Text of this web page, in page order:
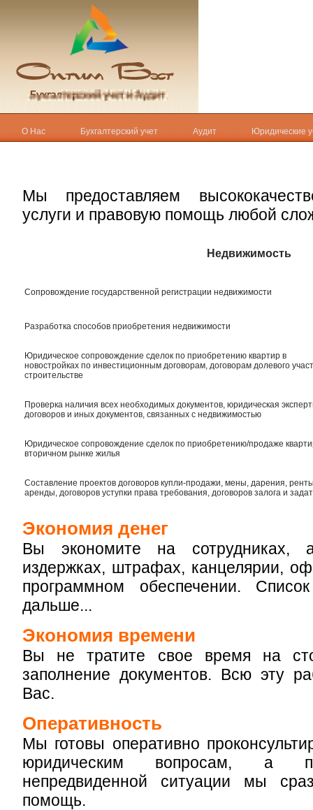
О Нас Бухгалтерский учет Аудит Юридические
Мы предоставляем
услуги и правовую помощь любой
Недвижимость
Сопровождение государственной регистрации недвижимости
Разработка способов приобретения недвижимости
Юридическое сопровождение сделок по приобретению квартир в
новостройках по инвестиционным договорам, договорам долевого
строительстве
Проверка наличия всех необходимых документов, юридическая
договоров и иных документов, связанных с недвижимостью
Юридическое сопровождение сделок по приобретению/продаже
вторичном рынке жилья
Составление проектов договоров купли-продажи, мены, дарения,
аренды, договоров уступки права требования, договоров залога и
Экономия денег
Вы экономите на сотрудниках,
издержках, штрафах, канцелярии,
программном обеспечении.
дальше...
Экономия времени
Вы не тратите свое время на
заполнение документов. Всю эту
Вас.
Оперативность
Мы готовы оперативно
юридическим вопросам, а
непредвиденной ситуации мы
помощь.